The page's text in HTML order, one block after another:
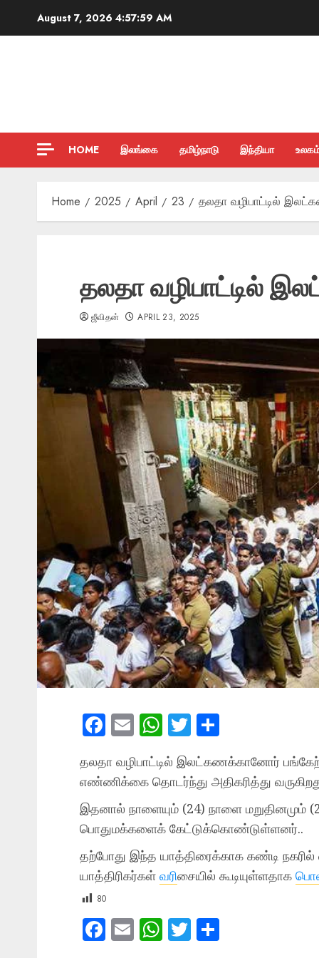
August 7, 2026 4:58:01 AM
HOME இலங்கை தமிழ்நாடு இந்தியா
Home 2025 April 23 தலதா வழிபாட்டில்
தலதா வழிபாட்டில்
ஜீவிதன் APRIL 23, 2025
Facebook
EmailWhatsApp
Twitter
தலதா வழிபாட்டில் இலட்கணக்கானோர்
எண்ணிக்கை தொடர்ந்து அதிகரித்து
இதனால் நாளையும் (24) நாளை மறுதினமும்
பொதுமக்களைக் கேட்டுக்கொண்டுள்ளனர்..
தற்போது இந்த யாத்திரைக்காக கண்டி
யாத்திரிகர்கள் வரிசையில் கூடியுள்ளதாக
80
Facebook
EmailWhatsApp
Twitter